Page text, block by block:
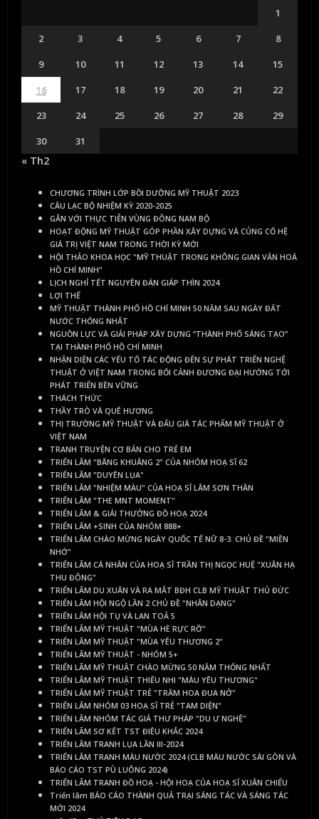
1
2
3 4 5 6 7
8
9
10 11 12 13 14
15
16
17 18 19 20 21
22
23
24 25 26 27 28
29
30
31
« Th2
CHƯƠNG TRÌNH LỚP BỒI DƯỠNG MỸ THUẬT 2023
CÂU LẠC BỘ NHIỆM KỲ 2020-2025
GẮN VỚI THỰC TIỄN VÙNG ĐÔNG NAM BỘ
HOẠT ĐỘNG MỸ THUẬT GÓP PHẦN XÂY DỰNG VÀ CỦNG CỐ HỆ
GIÁ TRỊ VIỆT NAM TRONG THỜI KỲ MỚI
HỘI THẢO KHOA HỌC "MỸ THUẬT TRONG KHÔNG GIAN VĂN HOÁ
HỒ CHÍ MINH"
LỊCH NGHỈ TẾT NGUYÊN ĐÁN GIÁP THÌN 2024
LỢI THẾ
MỸ THUẬT THÀNH PHỐ HỒ CHÍ MINH 50 NĂM SAU NGÀY ĐẤT
NƯỚC THỐNG NHẤT
NGUỒN LỰC VÀ GIẢI PHÁP XÂY DỰNG “THÀNH PHỐ SÁNG TẠO”
TẠI THÀNH PHỐ HỒ CHÍ MINH
NHẬN DIỆN CÁC YẾU TỐ TÁC ĐỘNG ĐẾN SỰ PHÁT TRIỂN NGHỆ
THUẬT Ở VIỆT NAM TRONG BỐI CẢNH ĐƯƠNG ĐẠI HƯỚNG TỚI
PHÁT TRIỂN BỀN VỮNG
THÁCH THỨC
THẦY TRÒ VÀ QUÊ HƯƠNG
THỊ TRƯỜNG MỸ THUẬT VÀ ĐẤU GIÁ TÁC PHẨM MỸ THUẬT Ở
VIỆT NAM
TRANH TRUYỆN CƠ BẢN CHO TRẺ EM
TRIỂN LÃM "BÂNG KHUÂNG 2" CỦA NHÓM HOẠ SĨ 62
TRIỂN LÃM "DUYÊN LỤA"
TRIỂN LÃM "NHIỆM MÀU" CỦA HOẠ SĨ LÂM SƠN THÂN
TRIỂN LÃM "THE MNT MOMENT"
TRIỂN LÃM & GIẢI THƯỞNG ĐỒ HOẠ 2024
TRIỂN LÃM +SINH CỦA NHÓM 888+
TRIỂN LÃM CHÀO MỪNG NGÀY QUỐC TẾ NỮ 8-3. CHỦ ĐỀ "MIỀN
NHỚ"
TRIỂN LÃM CÁ NHÂN CỦA HOẠ SĨ TRẦN THỊ NGỌC HUỆ "XUÂN HẠ
THU ĐÔNG"
TRIỂN LÃM DU XUÂN VÀ RA MẮT BĐH CLB MỸ THUẬT THỦ ĐỨC
TRIỂN LÃM HỘI NGỘ LẦN 2 CHỦ ĐỀ "NHÂN DẠNG"
TRIỂN LÃM HỘI TỤ VÀ LAN TOẢ 5
TRIỂN LÃM MỸ THUẬT "MÙA HÈ RỰC RỠ"
TRIỂN LÃM MỸ THUẬT "MÙA YÊU THƯƠNG 2"
TRIỂN LÃM MỸ THUẬT - NHÓM 5+
TRIỂN LÃM MỸ THUẬT CHÀO MỪNG 50 NĂM THỐNG NHẤT
TRIỂN LÃM MỸ THUẬT THIẾU NHI "MÀU YÊU THƯƠNG"
TRIỂN LÃM MỸ THUẬT TRẺ "TRĂM HOA ĐUA NỞ"
TRIỂN LÃM NHÓM 03 HOẠ SĨ TRẺ "TAM DIỆN"
TRIỂN LÃM NHÓM TÁC GIẢ THƯ PHÁP "DU Ư NGHỆ"
TRIỂN LÃM SƠ KẾT TST ĐIÊU KHẮC 2024
TRIỂN LÃM TRANH LỤA LẦN III-2024
TRIỂN LÃM TRANH MÀU NƯỚC 2024 (CLB MÀU NƯỚC SÀI GÒN VÀ
BÁO CÁO TST PÙ LUÔNG 2024)
TRIỂN LÃM TRANH ĐỒ HOẠ - HỘI HOẠ CỦA HOẠ SĨ XUÂN CHIỂU
Triển lãm BÁO CÁO THÀNH QUẢ TRẠI SÁNG TÁC VÀ SÁNG TÁC
MỚI 2024